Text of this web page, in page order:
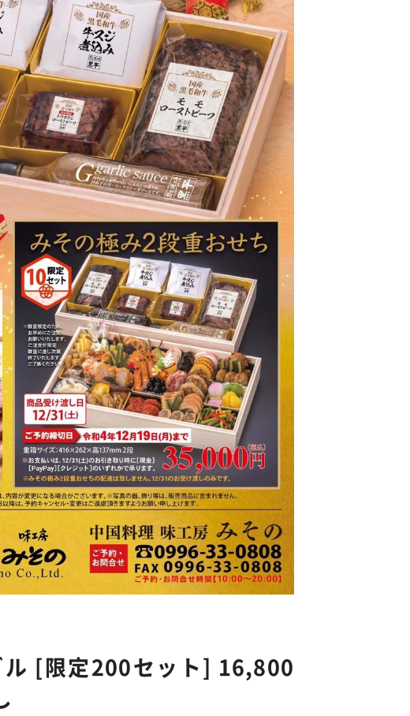
ル [限定200セット] 16,800